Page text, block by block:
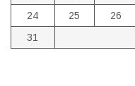
24
25 26
31